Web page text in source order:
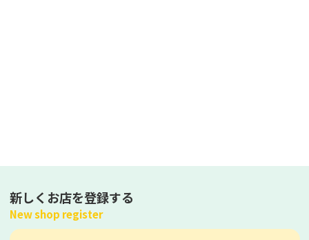
新しくお店を登録する
New shop register